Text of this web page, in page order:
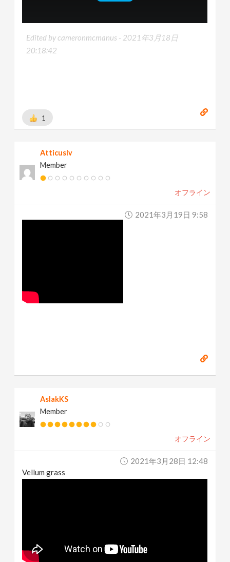
Edited by cameronmcmanus - 2021年3月18日
20:18:42
1
Atticuslv
Member
オフライン
2021年3月19日 9:58
AslakKS
Member
オフライン
2021年3月28日 12:48
Vellum grass